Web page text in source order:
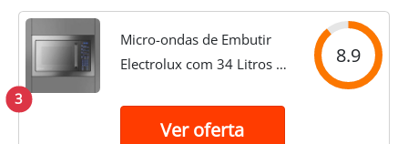
3
Micro-ondas de Embutir
Electrolux com 34 Litros de
MX43T
8.9
Ver oferta